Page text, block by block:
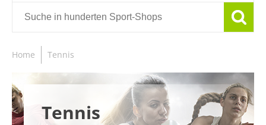
Home Tennis
Tennis